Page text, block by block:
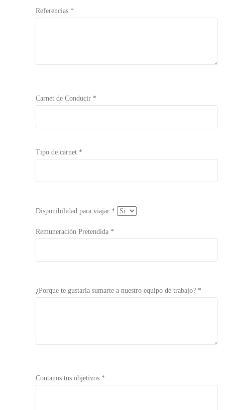
Referencias *
Carnet de Conducir *
Tipo de carnet *
Disponibilidad para viajar *
Remuneración Pretendida *
¿Porque te gustaria sumarte a nuestro equipo de trabajo? *
Contanos tus objetivos *